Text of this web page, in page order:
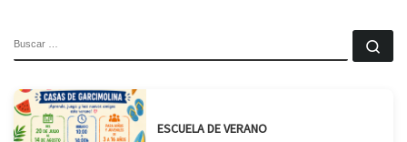
ESCUELA DE VERANO